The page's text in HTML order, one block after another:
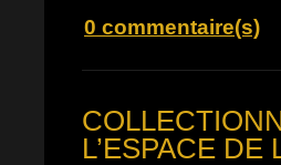
0 commentaire(s)
L’ESPACE DE